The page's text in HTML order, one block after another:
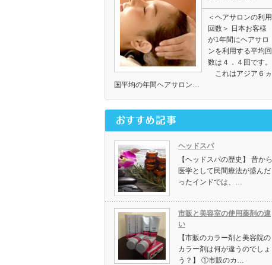
＜ヘアサロンの利用
回数＞ 日本お客様
が1年間にヘアサロ
ンを利用する平均回
数は４．４回です。
これはアジア６ヵ
国平均の年間ヘアサロン…
ヘッドスパ
【ヘッドスパの歴史】 昔から
医学として民間療法が盛んだ
ったインドでは、…
市販と美容室の使用薬剤の違
い
【市販のカラー剤と美容院の
カラー剤は何が違うのでしょ
う？】 ①市販のカ…